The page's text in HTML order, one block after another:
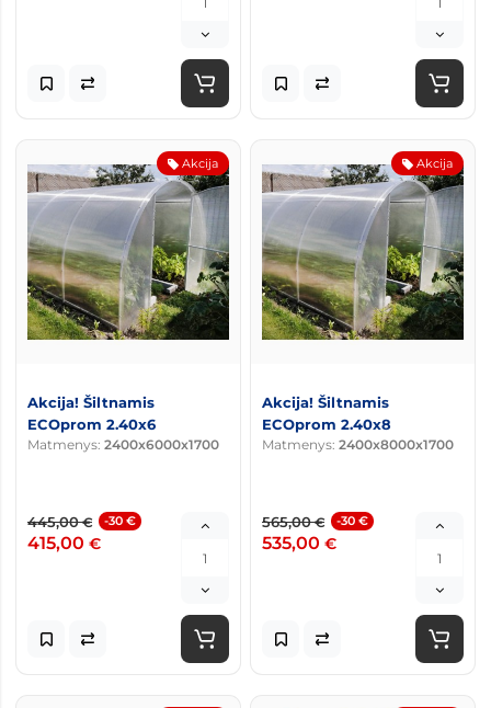
Akcija
Akcija! Šiltnamis
ECOprom 2.40x6
Matmenys: 2400x6000x1700
445,00€ -30 €
415,00 €
Akcija
Akcija! Šiltnamis
ECOprom 2.40x8
Matmenys: 2400x8000x1700
565,00€ -30 €
535,00 €